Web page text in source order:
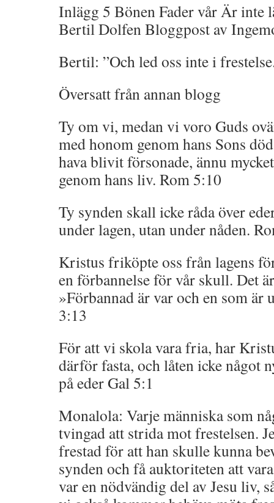
Inlägg 5 Bönen Fader vår Är inte
Bertil Dolfen Bloggpost av
Bertil: ”Och led oss inte i
Översatt från annan blogg
Ty om vi, medan vi voro Guds
med honom genom hans Sons
hava blivit försonade, ännu
genom hans liv. Rom 5:10
Ty synden skall icke råda över
under lagen, utan under nåden.
Kristus friköpte oss från lagens
en förbannelse för vår skull. Det
»Förbannad är var och en som är
3:13
För att vi skola vara fria, har
därför fasta, och låten icke något
på eder Gal 5:1
Monalola: Varje människa som
tvingad att strida mot frestelsen.
frestad för att han skulle kunna
synden och få auktoriteten att
var en nödvändig del av Jesu liv,